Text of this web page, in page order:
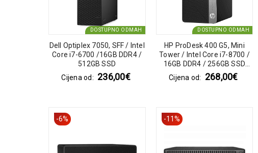
DOSTUPNO ODMAH
Dell Optiplex 7050, SFF / Intel
Core i7-6700 /16GB DDR4 /
512GB SSD
Cijena od: 236,00€
DOSTUPNO ODMAH
HP ProDesk 400 G5, Mini
Tower / Intel Core i7-8700 /
16GB DDR4 / 256GB SSD
NVME
Cijena od: 268,00€
-6% -11%